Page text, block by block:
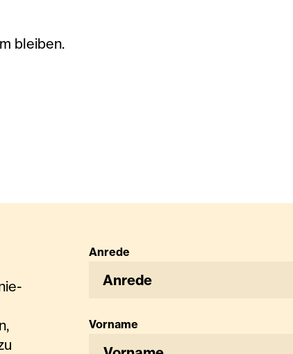
bleiben.
Anrede
Anrede
Vorname